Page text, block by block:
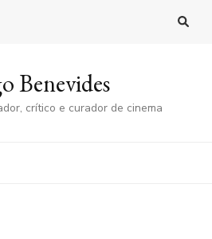
Benevides
crítico e curador de cinema